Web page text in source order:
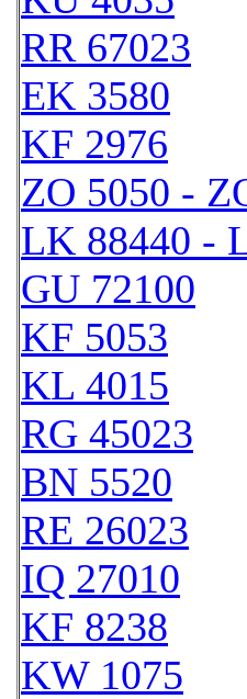
RR 67023
EK 3580
KF 2976
ZO 5050 -
LK 88440 -
GU 72100
KF 5053
KL 4015
RG 45023
BN 5520
RE 26023
IQ 27010
KF 8238
KW 1075